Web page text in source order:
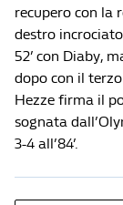
recupero con la
destro
52’ con Diaby,
dopo con il
Hezze firma il
sognata
3-4 all’84’.